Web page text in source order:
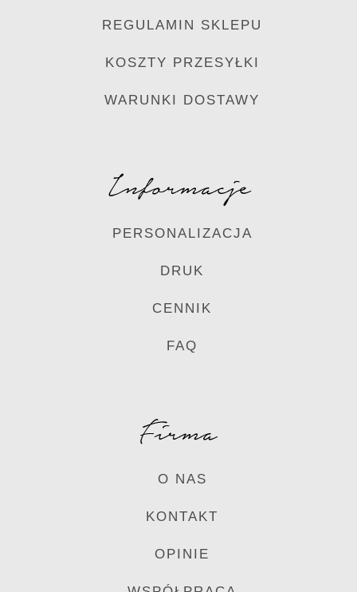
REGULAMIN SKLEPU
KOSZTY PRZESYŁKI
WARUNKI DOSTAWY
Informacje
PERSONALIZACJA
DRUK
CENNIK
FAQ
Firma
O NAS
KONTAKT
OPINIE